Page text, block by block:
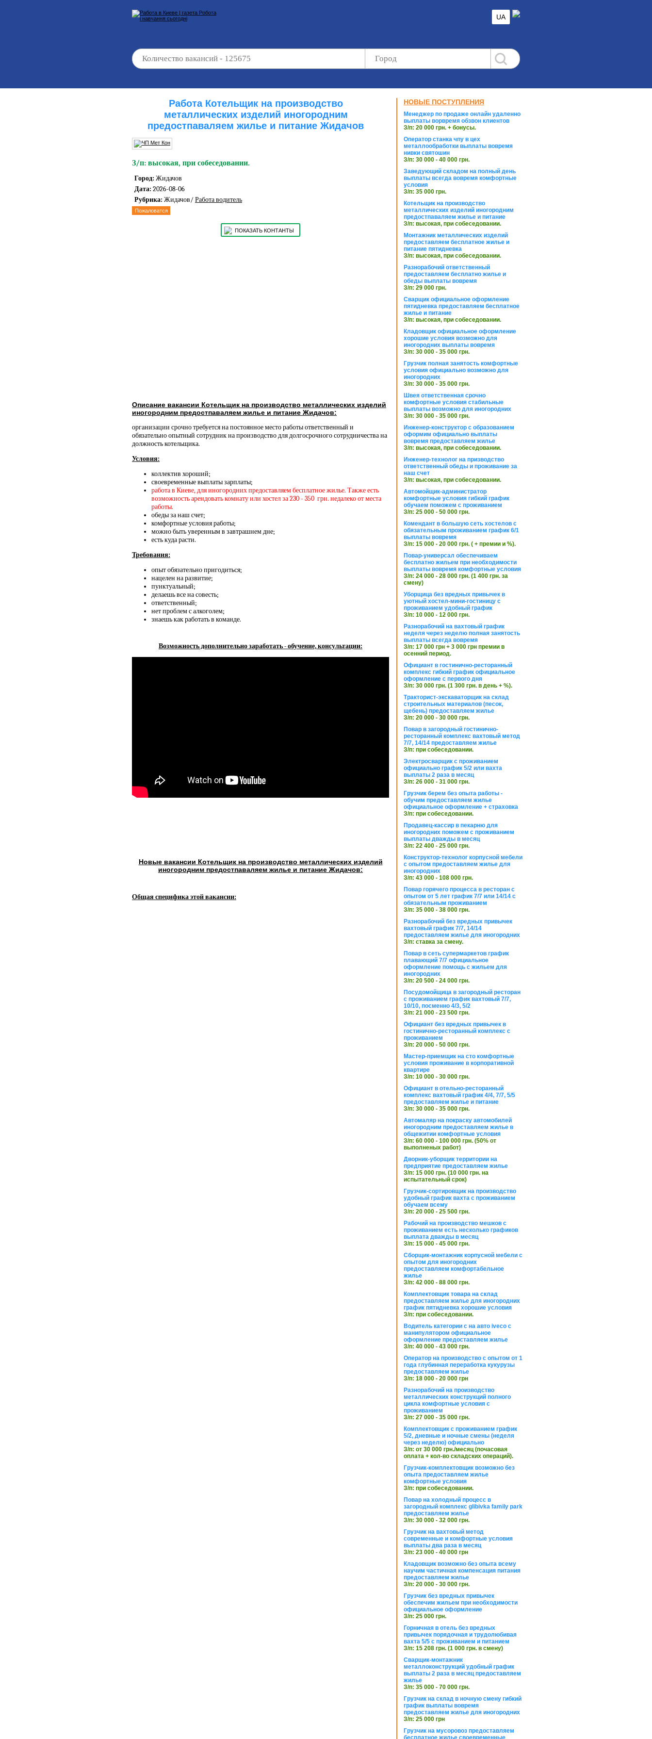
UA
Работа Котельщик на производство
металлических изделий иногородним
предостпаваляем жилье и питание Жидачов
З/п: высокая, при собеседовании.
Город: Жидачов
Дата: 2026-08-06
Рубрика: Жидачов/ Работа водитель
Пожаловатся
ПОКАЗАТЬ КОНТАНТЫ
Описание вакансии Котельщик на производство металлических изделий
иногородним предостпаваляем жилье и питание Жидачов:
организации срочно требуется на постоянное место работы ответственный и
обязательно опытный сотрудник на производство для долгосрочного сотрудничества на
должность котельщика.
Условия:
коллектив хороший;
своевременные выплаты зарплаты;
работа в Киеве, для иногородних предоставляем бесплатное жилье. Также есть
возможность арендовать комнату или хостел за 230 - 350 грн. недалеко от места
работы.
обеды за наш счет;
комфортные условия работы;
можно быть уверенным в завтрашнем дне;
есть куда расти.
Требования:
опыт обязательно пригодиться;
нацелен на развитие;
пунктуальный;
делаешь все на совесть;
ответственный;
нет проблем с алкоголем;
знаешь как работать в команде.
Возможность дополнительно заработать - обучение, консультации:
Новые вакансии Котельщик на производство металлических изделий
иногородним предостпаваляем жилье и питание Жидачов:
Общая специфика этой вакансии:
НОВЫЕ ПОСТУПЛЕНИЯ
Менеджер по продаже онлайн удаленно
выплаты ворвремя обзвон клиентов
З/п: 20 000 грн. + бонусы.
Оператор станка чпу в цех
металлообработки выплаты вовремя
нивки святошин
З/п: 30 000 - 40 000 грн.
Заведующий складом на полный день
выплаты всегда вовремя комфортные
условия
З/п: 35 000 грн.
Котельщик на производство
металлических изделий иногородним
предостпаваляем жилье и питание
З/п: высокая, при собеседовании.
Монтажник металлических изделий
предоставляем бесплатное жилье и
питание пятидневка
З/п: высокая, при собеседовании.
Разнорабочий ответственный
предоставляем бесплатно жилье и
обеды выплаты вовремя
З/п: 29 000 грн.
Сварщик официальное оформление
пятидневка предоставляем бесплатное
жилье и питание
З/п: высокая, при собеседовании.
Кладовщик официальное оформление
хорошие условия возможно для
иногородних выплаты вовремя
З/п: 30 000 - 35 000 грн.
Грузчик полная занятость комфортные
условия официально возможно для
иногородних
З/п: 30 000 - 35 000 грн.
Швея ответственная срочно
комфортные условия стабильные
выплаты возможно для иногородних
З/п: 30 000 - 35 000 грн.
Инженер-конструктор с образованием
оформим официально выплаты
вовремя предоставляем жилье
З/п: высокая, при собеседовании.
Инженер-технолог на призводство
ответственный обеды и проживание за
наш счет
З/п: высокая, при собеседовании.
Автомойщик-администратор
комфортные условия гибкий график
обучаем поможем с проживанием
З/п: 25 000 - 50 000 грн.
Комендант в большую сеть хостелов с
обязательным проживанием график 6/1
выплаты вовремя
З/п: 15 000 - 20 000 грн. ( + премии и %).
Повар-универсал обеспечиваем
бесплатно жильем при необходимости
выплаты вовремя комфортные условия
З/п: 24 000 - 28 000 грн. (1 400 грн. за
смену)
Уборщица без вредных привычек в
уютный хостел-мини-гостиницу с
проживанием удобный график
З/п: 10 000 - 12 000 грн.
Разнорабочий на вахтовый график
неделя через неделю полная занятость
выплаты всегда вовремя
З/п: 17 000 грн + 3 000 грн премии в
осенний период.
Официант в гостинично-ресторанный
комплекс гибкий график официальное
оформление с первого дня
З/п: 30 000 грн. (1 300 грн. в день + %).
Тракторист-экскаваторщик на склад
строительных материалов (песок,
щебень) предоставляем жилье
З/п: 20 000 - 30 000 грн.
Повар в загородный гостинично-
ресторанный комплекс вахтовый метод
7/7, 14/14 предоставляем жилье
З/п: при собеседовании.
Электросварщик с проживанием
официально график 5/2 или вахта
выплаты 2 раза в месяц
З/п: 26 000 - 31 000 грн.
Грузчик берем без опыта работы -
обучим предоставляем жилье
официальное оформление + страховка
З/п: при собеседовании.
Продавец-кассир в пекарню для
иногородних поможем с проживанием
выплаты дважды в месяц
З/п: 22 400 - 25 000 грн.
Конструктор-технолог корпусной мебели
с опытом предоставляем жилье для
иногородних
З/п: 43 000 - 108 000 грн.
Повар горячего процесса в ресторан с
опытом от 5 лет график 7/7 или 14/14 с
обязательным проживанием
З/п: 35 000 - 38 000 грн.
Разнорабочий без вредных привычек
вахтовый график 7/7, 14/14
предоставляем жилье для иногородних
З/п: ставка за смену.
Повар в сеть супермаркетов график
плавающий 7/7 официальное
оформление помощь с жильем для
иногородних
З/п: 20 500 - 24 000 грн.
Посудомойщица в загородный ресторан
с проживанием график вахтовый 7/7,
10/10, посменно 4/3, 5/2
З/п: 21 000 - 23 500 грн.
Официант без вредных привычек в
гостинично-ресторанный комплекс с
проживанием
З/п: 20 000 - 50 000 грн.
Мастер-приемщик на сто комфортные
условия проживание в корпоративной
квартире
З/п: 10 000 - 30 000 грн.
Официант в отельно-ресторанный
комплекс вахтовый график 4/4, 7/7, 5/5
предоставляем жилье и питание
З/п: 30 000 - 35 000 грн.
Автомаляр на покраску автомобилей
иногородним предоставляем жилье в
общежитии комфортные условия
З/п: 60 000 - 100 000 грн. (50% от
выполненых работ)
Дворник-уборщик территории на
предприятие предоставляем жилье
З/п: 15 000 грн. (10 000 грн. на
испытательный срок)
Грузчик-сортировщик на производство
удобный график вахта с проживанием
обучаем всему
З/п: 20 000 - 25 500 грн.
Рабочий на производство мешков с
проживанием есть несколько графиков
выплата дважды в месяц
З/п: 15 000 - 45 000 грн.
Сборщик-монтажник корпусной мебели с
опытом для иногородних
предоставляем комфортабельное
жилье
З/п: 42 000 - 88 000 грн.
Комплектовщик товара на склад
предоставляем жилье для иногородних
график пятидневка хорошие условия
З/п: при собеседовании.
Водитель категории с на авто iveco с
манипулятором официальное
оформление предоставляем жилье
З/п: 40 000 - 43 000 грн.
Оператор на производство с опытом от 1
года глубинная переработка кукурузы
предоставляем жилье
З/п: 18 000 - 20 000 грн
Разнорабочий на производство
металлических конструкций полного
цикла комфортные условия с
проживанием
З/п: 27 000 - 35 000 грн.
Комплектовщик с проживанием график
5/2, дневные и ночные смены (неделя
через неделю) официально
З/п: от 30 000 грн./месяц (почасовая
оплата + кол-во складских операций).
Грузчик-комплектовщик возможно без
опыта предоставляем жилье
комфортные условия
З/п: при собеседовании.
Повар на холодный процесс в
загородный комплекс glibivka family park
предоставляем жилье
З/п: 30 000 - 32 000 грн.
Грузчик на вахтовый метод
современные и комфортные условия
выплаты два раза в месяц
З/п: 23 000 - 40 000 грн
Кладовщик возможно без опыта всему
научим частичная компенсация питания
предоставляем жилье
З/п: 20 000 - 30 000 грн.
Грузчик без вредных привычек
обеспечим жильем при необходимости
официальное оформление
З/п: 25 000 грн.
Горничная в отель без вредных
привычек порядочная и трудолюбивая
вахта 5/5 с проживанием и питанием
З/п: 15 208 грн. (1 000 грн. в смену)
Сварщик-монтажник
металлоконструкций удобный график
выплаты 2 раза в месяц предоставляем
жилье
З/п: 35 000 - 70 000 грн.
Грузчик на склад в ночную смену гибкий
график выплаты вовремя
предоставляем жилье для иногородних
З/п: 25 000 грн
Грузчик на мусоровоз предоставляем
бесплатное жилье своевременные